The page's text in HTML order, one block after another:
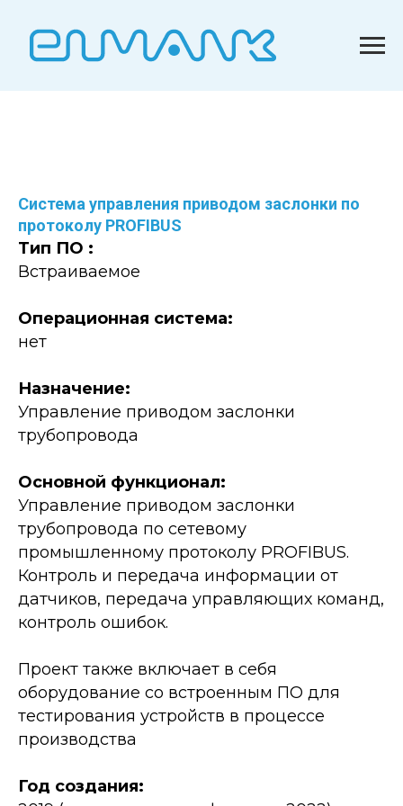
Система управления приводом заслонки по
протоколу PROFIBUS
Тип ПО :
Встраиваемое
Операционная система:
нет
Назначение:
Управление приводом заслонки
трубопровода
Основной функционал:
Управление приводом заслонки
трубопровода по сетевому
промышленному протоколу PROFIBUS.
Контроль и передача информации от
датчиков, передача управляющих команд,
контроль ошибок.
Проект также включает в себя
оборудование со встроенным ПО для
тестирования устройств в процессе
производства
Год создания: